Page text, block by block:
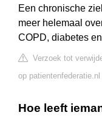
Een chronische
meer helemaal
COPD, diabetes
Verzoek tot
op patientenfederatie.nl
Hoe leeft